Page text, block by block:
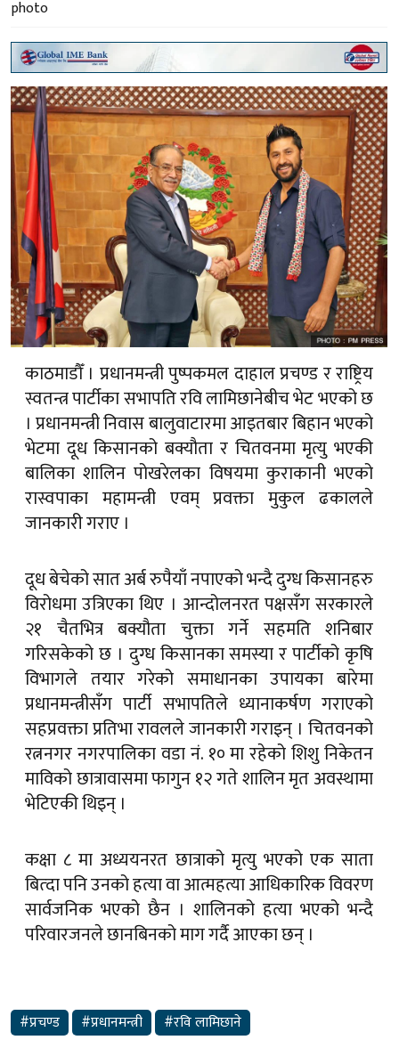
काठमाडौँ । प्रधानमन्त्री पुष्पकमल दाहाल प्रचण्ड र राष्ट्रिय
स्वतन्त्र पार्टीका सभापति रवि लामिछानेबीच भेट भएको छ
। प्रधानमन्त्री निवास बालुवाटारमा आइतबार बिहान भएको
भेटमा दूध किसानको बक्यौता र चितवनमा मृत्यु भएकी
बालिका शालिन पोखरेलका विषयमा कुराकानी भएको
रास्वपाका महामन्त्री एवम् प्रवक्ता मुकुल ढकालले
जानकारी गराए ।
दूध बेचेको सात अर्ब रुपैयाँ नपाएको भन्दै दुग्ध किसानहरु
विरोधमा उत्रिएका थिए । आन्दोलनरत पक्षसँग सरकारले
२१ चैतभित्र बक्यौता चुक्ता गर्ने सहमति शनिबार
गरिसकेको छ । दुग्ध किसानका समस्या र पार्टीको कृषि
विभागले तयार गरेको समाधानका उपायका बारेमा
प्रधानमन्त्रीसँग पार्टी सभापतिले ध्यानाकर्षण गराएको
सहप्रवक्ता प्रतिभा रावलले जानकारी गराइन् । चितवनको
रत्ननगर नगरपालिका वडा नं. १० मा रहेको शिशु निकेतन
माविको छात्रावासमा फागुन १२ गते शालिन मृत अवस्थामा
भेटिएकी थिइन् ।
कक्षा ८ मा अध्ययनरत छात्राको मृत्यु भएको एक साता
बित्दा पनि उनको हत्या वा आत्महत्या आधिकारिक विवरण
सार्वजनिक भएको छैन । शालिनको हत्या भएको भन्दै
परिवारजनले छानबिनको माग गर्दै आएका छन् ।
#प्रचण्ड #प्रधानमन्त्री #रवि लामिछाने